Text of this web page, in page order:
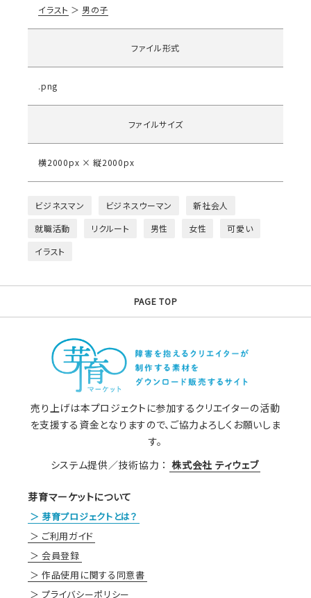
イラスト
男の子
ファイル形式
.png
ファイルサイズ
横2000px × 縦2000px
ビジネスマン ビジネスウーマン
新社会人
就職活動
リクルート 男性 女性
可愛い
イラスト
PAGE TOP
売り上げは本プロジェクトに参加するクリエイターの活動
を支援する資金となりますので、ご協力よろしくお願いしま
す。
システム提供／技術協力 ： 株式会社 ティウェブ
芽育マーケットについて
芽育プロジェクトとは？
ご利用ガイド
会員登録
作品使用に関する同意書
プライバシーポリシー